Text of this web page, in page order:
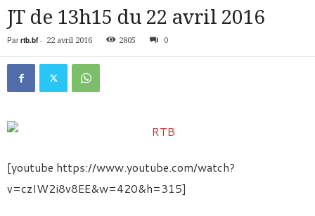
JT de 13h15 du 22 avril 2016
Par rtb.bf- 22 avril 2016 2805 0
[youtube https://www.youtube.com/watch?
v=czIW2i8v8EE&w=420&h=315]